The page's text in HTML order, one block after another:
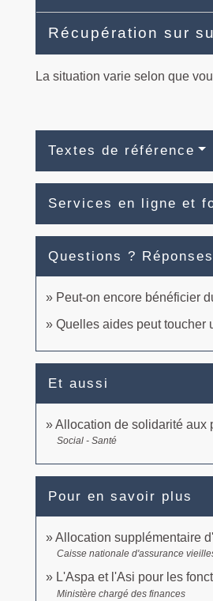
Récupération sur
La situation varie selon que
Textes de référence
Services en ligne et
Questions ?
Peut-on encore bénéficier
Quelles aides peut toucher
Et aussi
Allocation de solidarité aux
Social - Santé
Pour en savoir plus
Allocation supplémentaire
Caisse nationale d'assurance
L'Aspa et l'Asi pour les
Ministère chargé des finances